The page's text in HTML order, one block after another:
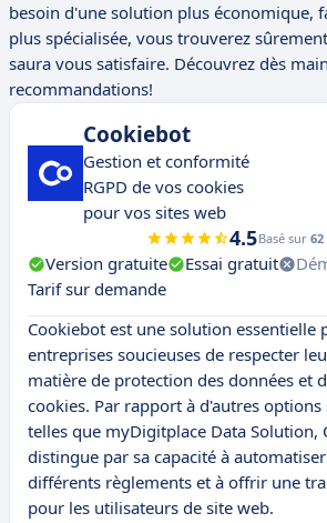
besoin d'une solution plus économique,
plus spécialisée, vous trouverez
saura vous satisfaire. Découvrez dès
recommandations!
Cookiebot
Gestion et conformité
RGPD de vos cookies
pour vos sites web
4.5Basé sur 62
Version gratuite Essai gratuit
Tarif sur demande
Cookiebot est une solution essentielle
entreprises soucieuses de respecter
matière de protection des données et
cookies. Par rapport à d'autres
telles que myDigitplace Data Solution,
distingue par sa capacité à
différents règlements et à offrir une
pour les utilisateurs de site web.